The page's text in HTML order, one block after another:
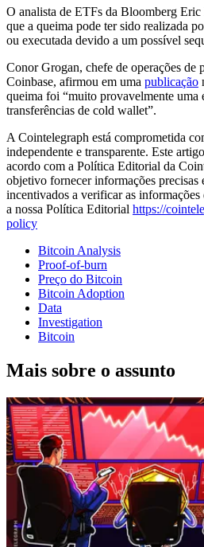
O analista de ETFs da Bloomberg Eric
que a queima pode ter sido realizada
ou executada devido a um possível
Conor Grogan, chefe de operações de
Coinbase, afirmou em uma publicação
queima foi “muito provavelmente uma
transferências de cold wallet”.
A Cointelegraph está comprometida
independente e transparente. Este
acordo com a Política Editorial da
objetivo fornecer informações precisas
incentivados a verificar as
a nossa Política Editorial https://
policy
Bitcoin Analysis
Proof-of-burn
Preço do Bitcoin
Bitcoin Adoption
Data
Investigation
Bitcoin
Mais sobre o assunto